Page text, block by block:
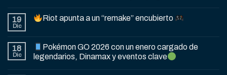
19
Dic
Riot apunta a un “remake” encubierto
18
Dic
Pokémon GO 2026 con un enero cargado de
legendarios, Dinamax y eventos clave